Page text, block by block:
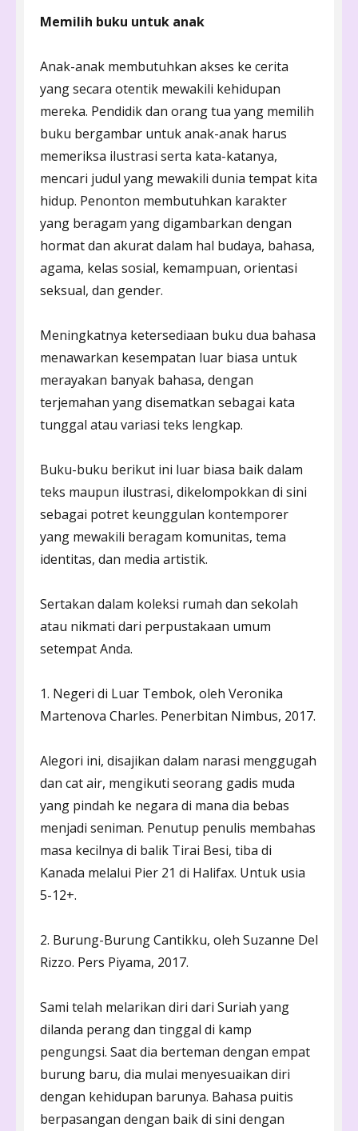
Memilih buku untuk anak
Anak-anak membutuhkan akses ke cerita
yang secara otentik mewakili kehidupan
mereka. Pendidik dan orang tua yang memilih
buku bergambar untuk anak-anak harus
memeriksa ilustrasi serta kata-katanya,
mencari judul yang mewakili dunia tempat kita
hidup. Penonton membutuhkan karakter
yang beragam yang digambarkan dengan
hormat dan akurat dalam hal budaya, bahasa,
agama, kelas sosial, kemampuan, orientasi
seksual, dan gender.
Meningkatnya ketersediaan buku dua bahasa
menawarkan kesempatan luar biasa untuk
merayakan banyak bahasa, dengan
terjemahan yang disematkan sebagai kata
tunggal atau variasi teks lengkap.
Buku-buku berikut ini luar biasa baik dalam
teks maupun ilustrasi, dikelompokkan di sini
sebagai potret keunggulan kontemporer
yang mewakili beragam komunitas, tema
identitas, dan media artistik.
Sertakan dalam koleksi rumah dan sekolah
atau nikmati dari perpustakaan umum
setempat Anda.
1. Negeri di Luar Tembok, oleh Veronika
Martenova Charles. Penerbitan Nimbus, 2017.
Alegori ini, disajikan dalam narasi menggugah
dan cat air, mengikuti seorang gadis muda
yang pindah ke negara di mana dia bebas
menjadi seniman. Penutup penulis membahas
masa kecilnya di balik Tirai Besi, tiba di
Kanada melalui Pier 21 di Halifax. Untuk usia
5-12+.
2. Burung-Burung Cantikku, oleh Suzanne Del
Rizzo. Pers Piyama, 2017.
Sami telah melarikan diri dari Suriah yang
dilanda perang dan tinggal di kamp
pengungsi. Saat dia berteman dengan empat
burung baru, dia mulai menyesuaikan diri
dengan kehidupan barunya. Bahasa puitis
berpasangan dengan baik di sini dengan